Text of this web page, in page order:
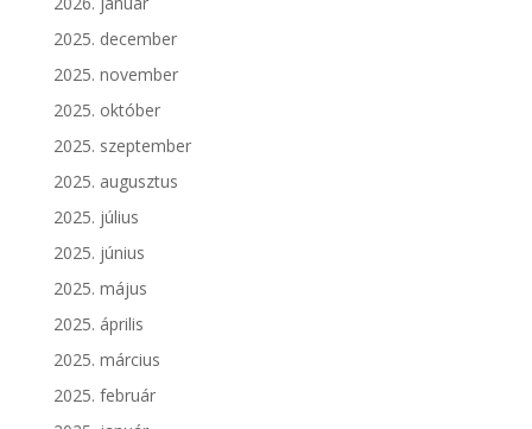
2025. december
2025. november
2025. október
2025. szeptember
2025. augusztus
2025. július
2025. június
2025. május
2025. április
2025. március
2025. február